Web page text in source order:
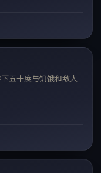
五十度与饥饿和敌人